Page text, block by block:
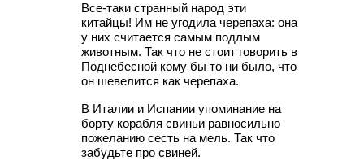
Все-таки странный народ эти
китайцы! Им не угодила черепаха: она
у них считается самым подлым
животным. Так что не стоит говорить в
Поднебесной кому бы то ни было, что
он шевелится как черепаха.
В Италии и Испании упоминание на
борту корабля свиньи равносильно
пожеланию сесть на мель. Так что
забудьте про свиней.